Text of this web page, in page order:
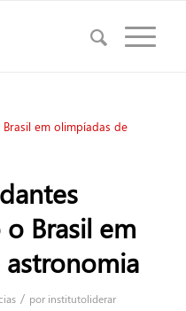
Brasil em
/ por institutoliderar